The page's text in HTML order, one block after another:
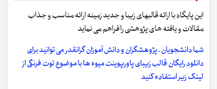
این پایگاه با ارائه قالبهای زیبا و جدید زمینه ارائه مناسب و جذاب
مقالات و یافته های پژوهشی را فراهم می نماید
شما دانشجویان ، پژوهشگران و دانش آموزان گرانقدر می توانید برای
دانلود رایگان قالب زیبای پاورپوینت میوه ها با موضوع توت فرنگی از
لینک زیر استفاده کنید